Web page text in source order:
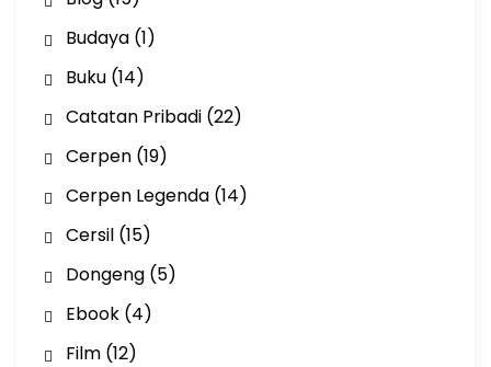
Budaya(1)
Buku(14)
Catatan Pribadi(22)
Cerpen(19)
Cerpen Legenda(14)
Cersil(15)
Dongeng(5)
Ebook(4)
Film(12)